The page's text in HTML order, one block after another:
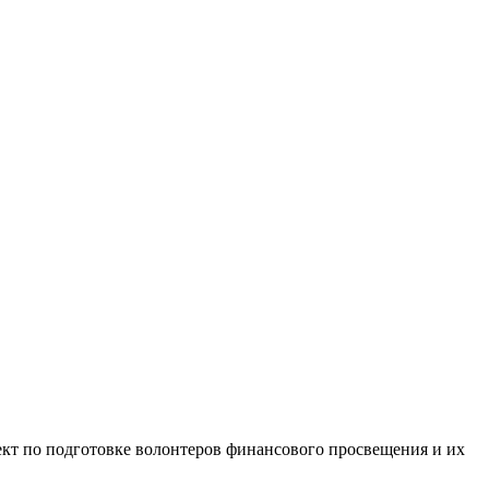
по подготовке волонтеров финансового просвещения и их